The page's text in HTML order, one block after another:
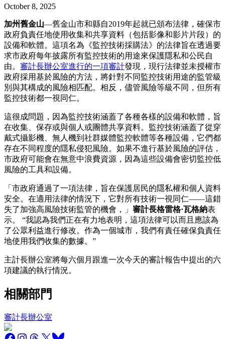
October 8, 2025
加州舊金山—舊金山市和縣自2019年起就已頒布法律，確保市
政府負責任地使用收集和共享資料（包括影像和影片片段）的
設備和軟體。這項名為《監控技術採購法》的法律旨在透過要
求市政府每年披露所有監控技術的用途來保護隱私和公民自
由。 審計長辦公室進行的一項審計發現，現行法律並未授權市
政府採用基於風險的方法，將針對不同監控技術用途的監管級
別與其構成的風險相匹配。相反，儘管風險等級不同，但所有
監控技術都一視同仁。
這很成問題，因為監控技術涵蓋了各種各樣的設備和軟體，旨
在收集、保存或與個人或團體共享資料。監控技術涵蓋了從穿
戴式攝影機、無人機到社群媒體監控軟體等各種設備，它們都
存在不同程度的隱私侵犯風險。如果不進行基於風險的評估，
市政府可能會在無意中浪費資源，因為這些設備會密切監控低
風險的工具和設備。
「市政府通過了一項法律，旨在保護居民的隱私權和個人資料
安全。在適用法律的情況下，它對所有技術一視同仁——這錯
失了加強高風險技術監管的機會，」 審計長格雷格·瓦格納表
示。 “我認為我們正在有力地表明，這項法律可以而且應該為
了公眾利益進行修改。作為一個城市，我們有責任確保負責任
地使用我們收集的數據。”
主計長辦公室將每六個月跟進一次今天的審計報告中提出的六
項建議的執行情況。
相關部門
審計長辦公室